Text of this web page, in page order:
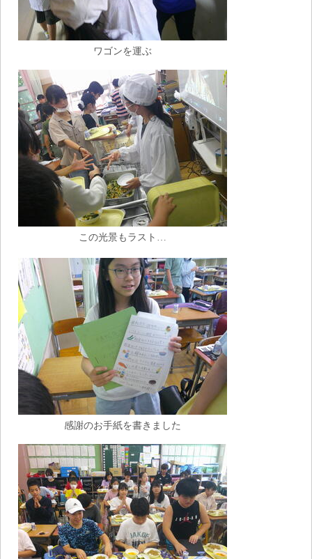
ワゴンを運ぶ
この光景もラスト…
感謝のお手紙を書きました